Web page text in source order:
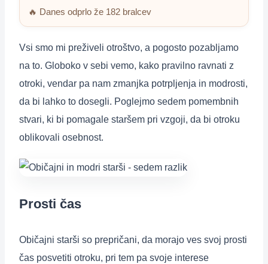
🔥 Danes odprlo že 182 bralcev
Vsi smo mi preživeli otroštvo, a pogosto pozabljamo
na to. Globoko v sebi vemo, kako pravilno ravnati z
otroki, vendar pa nam zmanjka potrpljenja in modrosti,
da bi lahko to dosegli. Poglejmo sedem pomembnih
stvari, ki bi pomagale staršem pri vzgoji, da bi otroku
oblikovali osebnost.
Prosti čas
Običajni starši so prepričani, da morajo ves svoj prosti
čas posvetiti otroku, pri tem pa svoje interese